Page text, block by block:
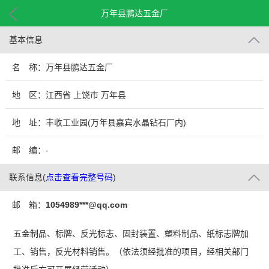
万年县鹏达五金厂
基本信息
名 称：万年县鹏达五金厂
地 区：江西省 上饶市 万年县
地 址：丰收工业园(万年县嘉宾水晶钻石厂内)
邮 编：-
联系信息(点击查看完整号码)
邮 箱： 1054989***@qq.com
五金制品、标牌、反光标志、固封装置、塑料制品、纸标志牌加
工、销售，反光材料销售。（依法须经批准的项目，经相关部门